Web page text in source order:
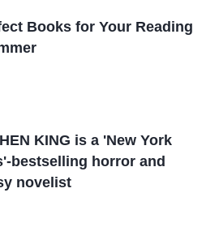
Books for Your Reading
KING is a 'New York
bestselling horror and
novelist